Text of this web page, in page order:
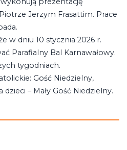
Jerzym Frasattim. Prace
w dniu 10 stycznia 2026 r.
Parafialny Bal Karnawałowy.
tygodniach.
Gość Niedzielny,
dzieci – Mały Gość Niedzielny.